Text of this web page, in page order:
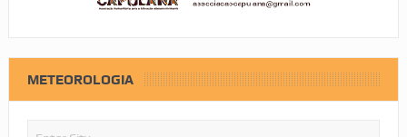
METEOROLOGIA